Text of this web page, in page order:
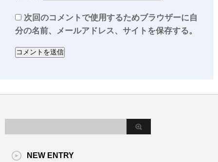
次回のコメントで使用するためブラウザーに自
分の名前、メールアドレス、サイトを保存する。
NEW ENTRY